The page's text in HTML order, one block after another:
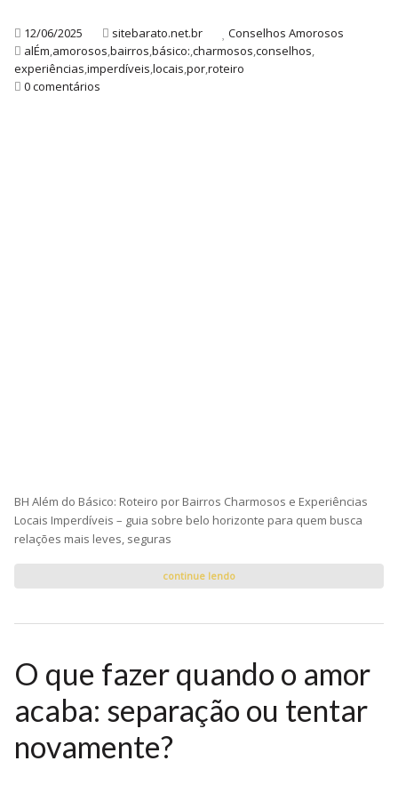
12/06/2025 sitebarato.net.br
Conselhos Amorosos
alÉm,amorosos,bairros,básico:,charmosos,conselhos,
experiências,imperdíveis,locais,por,roteiro
0 comentários
BH Além do Básico: Roteiro por Bairros Charmosos e Experiências
Locais Imperdíveis – guia sobre belo horizonte para quem busca
relações mais leves, seguras
continue lendo
O que fazer quando o amor
acaba: separação ou tentar
novamente?